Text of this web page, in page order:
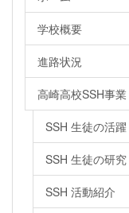
学校概要
進路状況
高崎高校SSH事業
SSH 生徒の活躍
SSH 生徒の研究
SSH 活動紹介